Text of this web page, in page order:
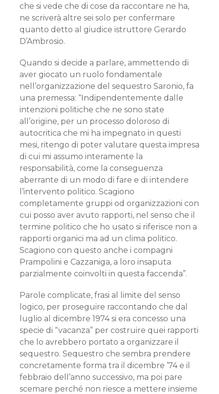
che si vede che di cose da raccontare ne ha,
ne scriverà altre sei solo per confermare
quanto detto al giudice istruttore Gerardo
D’Ambrosio.
Quando si decide a parlare, ammettendo di
aver giocato un ruolo fondamentale
nell’organizzazione del sequestro Saronio, fa
una premessa: “Indipendentemente dalle
intenzioni politiche che ne sono state
all’origine, per un processo doloroso di
autocritica che mi ha impegnato in questi
mesi, ritengo di poter valutare questa impresa
di cui mi assumo interamente la
responsabilità, come la conseguenza
aberrante di un modo di fare e di intendere
l’intervento politico. Scagiono
completamente gruppi od organizzazioni con
cui posso aver avuto rapporti, nel senso che il
termine politico che ho usato si riferisce non a
rapporti organici ma ad un clima politico.
Scagiono con questo anche i compagni
Prampolini e Cazzaniga, a loro insaputa
parzialmente coinvolti in questa faccenda”.
Parole complicate, frasi al limite del senso
logico, per proseguire raccontando che dal
luglio al dicembre 1974 si era concesso una
specie di “vacanza” per costruire quei rapporti
che lo avrebbero portato a organizzare il
sequestro. Sequestro che sembra prendere
concretamente forma tra il dicembre ’74 e il
febbraio dell’anno successivo, ma poi pare
scemare perché non riesce a mettere insieme